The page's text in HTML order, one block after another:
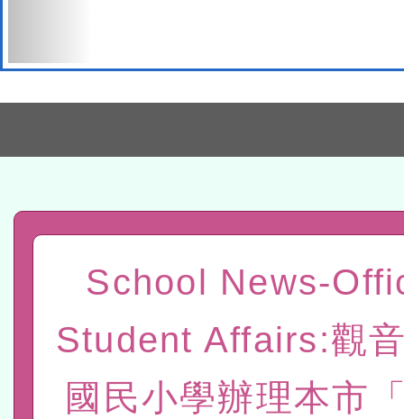
本校115學年度第2次代理
結果公告(無人報名，續辦
適應運動共學行動站研習
讀推動專業研習
科技賦能─人工智慧(AI)工
程
A3數位素養講師名單
「數位內容與教學軟體線
School News-
Student Affairs:觀
國民小學辦理本市